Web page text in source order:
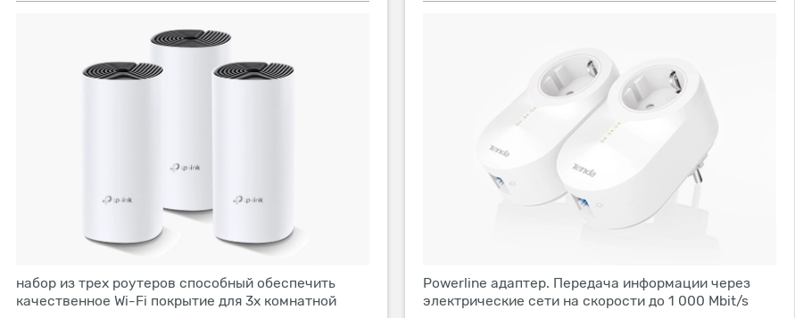
набор из трех роутеров способный обеспечить
качественное Wi-Fi покрытие для 3х комнатной
Powerline адаптер. Передача информации через
электрические сети на скорости до 1 000 Mbit/s